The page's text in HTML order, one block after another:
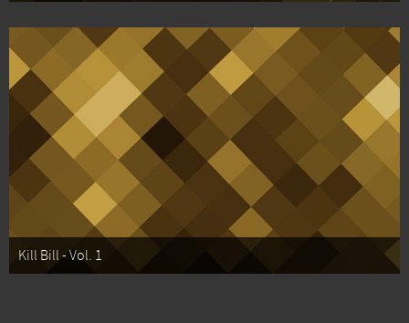
Kill Bill - Vol. 1